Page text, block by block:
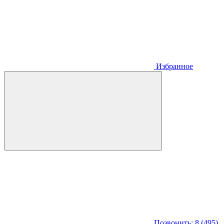
Избранное